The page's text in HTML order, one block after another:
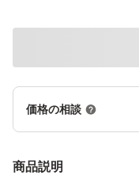
価格の相談
商品説明